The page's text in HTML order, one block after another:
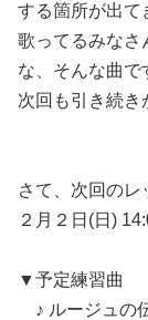
する箇所が出て
歌ってるみなさ
な、そんな曲で
次回も引き続き
さて、次回のレ
２月２日(日)
▼予定練習曲
♪ ルージュの